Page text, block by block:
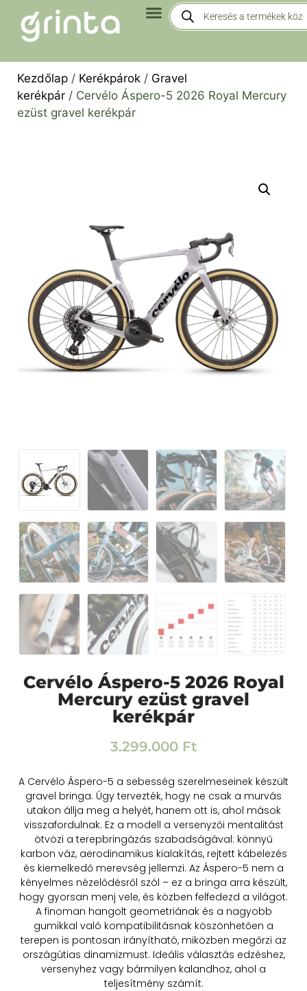
Kezdőlap / Kerékpárok / Gravel
kerékpár / Cervélo Áspero-5 2026 Royal Mercury
ezüst gravel kerékpár
Cervélo Áspero-5 2026 Royal
Mercury ezüst gravel
kerékpár
3.299.000 Ft
A Cervélo Áspero-5 a sebesség szerelmeseinek készült
gravel bringa. Úgy tervezték, hogy ne csak a murvás
utakon állja meg a helyét, hanem ott is, ahol mások
visszafordulnak. Ez a modell a versenyzői mentalitást
ötvözi a terepbringázás szabadságával: könnyű
karbon váz, aerodinamikus kialakítás, rejtett kábelezés
és kiemelkedő merevség jellemzi. Az Áspero-5 nem a
kényelmes nézelődésről szól – ez a bringa arra készült,
hogy gyorsan menj vele, és közben felfedezd a világot.
A finoman hangolt geometriának és a nagyobb
gumikkal való kompatibilitásnak köszönhetően a
terepen is pontosan irányítható, miközben megőrzi az
országútias dinamizmust. Ideális választás edzéshez,
versenyhez vagy bármilyen kalandhoz, ahol a
teljesítmény számít.